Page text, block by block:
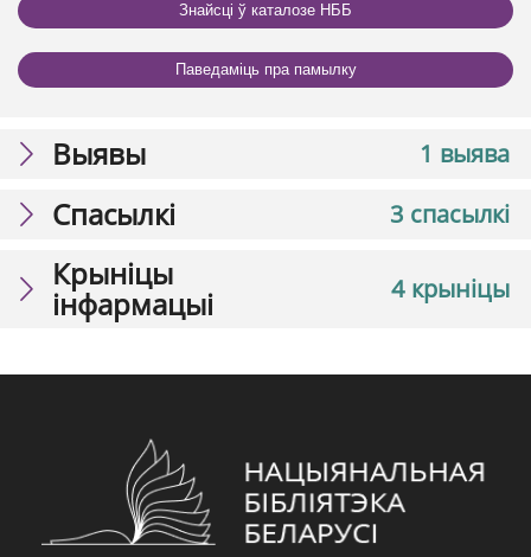
Знайсці ў каталозе НББ
Паведаміць пра памылку
1 выява
Выявы
3 спасылкі
Спасылкі
4 крыніцы
Крыніцы
інфармацыі